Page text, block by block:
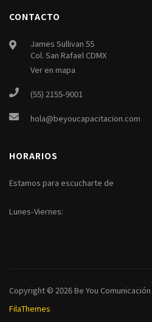
CONTACTO
James Sullivan 55
Col. San Rafael CDMX
Ver en mapa
(55) 2155-9001
hola@beyoucapacitacion.com
HORARIOS
Estamos para escucharte de
Lunes-Viernes:
Copyright © 2026Be You Comunicación
FilaThemes